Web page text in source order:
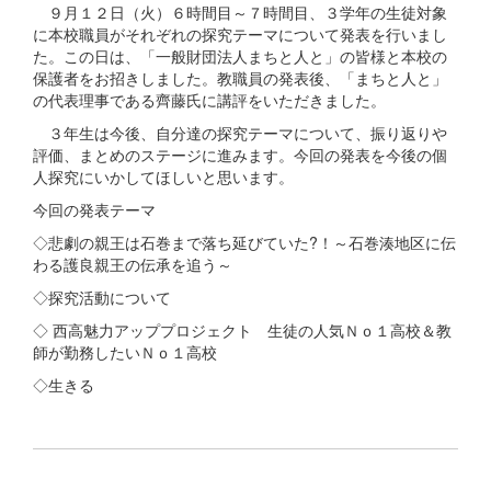
９月１２日（火）６時間目～７時間目、３学年の生徒対象
に本校職員がそれぞれの探究テーマについて発表を行いまし
た。この日は、「一般財団法人まちと人と」の皆様と本校の
保護者をお招きしました。教職員の発表後、「まちと人と」
の代表理事である齊藤氏に講評をいただきました。
３年生は今後、自分達の探究テーマについて、振り返りや
評価、まとめのステージに進みます。今回の発表を今後の個
人探究にいかしてほしいと思います。
今回の発表テーマ
◇悲劇の親王は石巻まで落ち延びていた?！～石巻湊地区に伝
わる護良親王の伝承を追う～
◇探究活動について
◇ 西高魅力アッププロジェクト 生徒の人気Ｎｏ１高校＆教
師が勤務したいＮｏ１高校
◇生きる